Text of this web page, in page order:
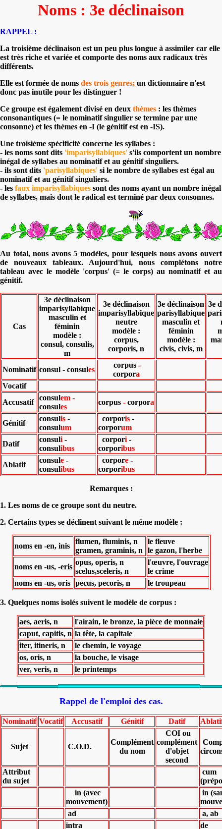
Noms : 3e déclinaison
RAPPEL :
La troisième déclinaison est un peu plus longue à assimiler car elle
est très riche et variée et comporte des noms aux radicaux très
différents.
Elle est formée de noms des trois genres; un dictionnaire n'est
donc pas inutile pour les distinguer !
Ce groupe est également divisé en deux thèmes : les thèmes
consonantiques (= le nominatif singulier se termine par une
consonne) et les thèmes en -I (le génitif est en -IS).
Une troisième spécificité concerne les syllabes :
- les noms sont dits 'imparisyllabiques' s'ils comportent un nombre
inégal de syllabes au nominatif et au génitif singuliers.
- ils sont dits 'parisyllabiques' si le nombre de syllabes est égal au
nominatif et au génitif singuliers.
- les faux imparisyllabiques sont des noms ayant un nombre inégal
de syllabes, mais dont le radical est terminé par deux consonnes.
Au total, nous avons 5 modèles, pour lesquels nous avons ouvert
de nouveaux tableaux. Aujourd'hui, nous complétons notre
tableau avec le modèle 'corpus' (= le corps) au nominatif et au
génitif.
Cas
3e déclinaison
imparisyllabique
masculin et
féminin
modèle :
consul, consulis,
m
3e déclinaison
imparisyllabique
neutre
modèle :
corpus,
corporis, n
3e déclinaison
parisyllabique
masculin et
féminin
modèle :
civis, civis, m
3e
Nominatif consul - consules
corpus -
corpora
Vocatif
Accusatif
consulem -
consules
corpus - corpora
Génitif
consulis -
consulum
corporis -
corporum
Datif
consuli -
consulibus
corpori -
corporibus
Ablatif
consule -
consulibus
corpore -
corporibus
Remarques :
1. Les noms de ce groupe sont du neutre.
2. Certains types se déclinent suivant le même modèle :
noms en -en, inis
flumen, fluminis, n
gramen, graminis, n
le fleuve
le gazon, l'herbe
noms en -us, -eris
opus, operis, n
scelus,sceleris, n
l'œuvre, l'ouvrage
le crime
noms en -us, oris
pecus, pecoris, n le troupeau
3. Quelques noms isolés suivent le modèle de corpus :
aes, aeris, n
l'airain, le bronze, la pièce de monnaie
caput, capitis, n la tête, la capitale
iter, itineris, n
le chemin, le voyage
os, oris, n
la bouche, le visage
ver, veris, n
le printemps
Rappel de l'emploi des cas.
Nominatif Vocatif Accusatif Génitif Datif
Sujet C.O.D.
Complément
du nom
COI ou
complément
d'objet
second
Attribut
du sujet
cum
in (avec
mouvement)
in
ad
a, ab
intra
de